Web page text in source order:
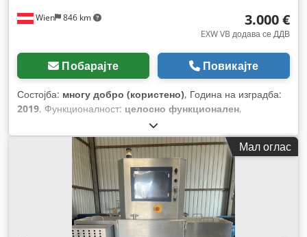
Wien 846 km 3.000 €
EXW VB додава се ДДВ
Побарајте Повикајте
Состојба: многу добро (користено), Година на изградба:
2019, Функционалност: целосно функционален,
Мал оглас